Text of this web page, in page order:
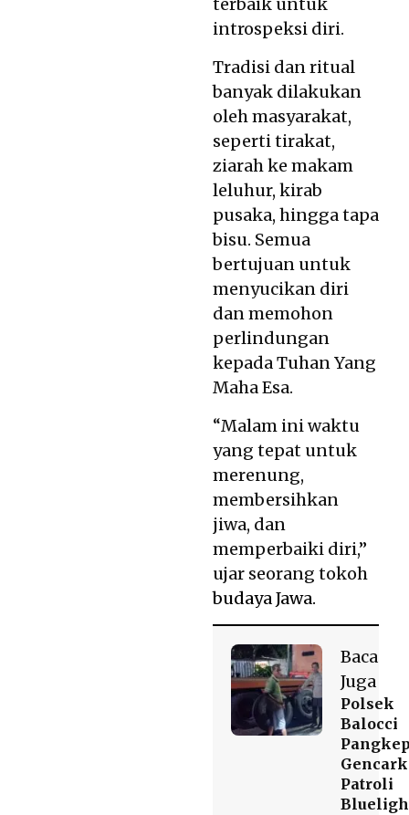
terbaik untuk
introspeksi diri.
Tradisi dan ritual
banyak dilakukan
oleh masyarakat,
seperti tirakat,
ziarah ke makam
leluhur, kirab
pusaka, hingga tapa
bisu. Semua
bertujuan untuk
menyucikan diri
dan memohon
perlindungan
kepada Tuhan Yang
Maha Esa.
“Malam ini waktu
yang tepat untuk
merenung,
membersihkan
jiwa, dan
memperbaiki diri,”
ujar seorang tokoh
budaya Jawa.
Baca
Juga
Polsek
Balocci
Patroli